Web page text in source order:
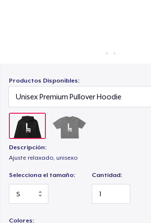
Productos Disponibles:
Descripción:
Ajuste relaxado, unisexo
Selecciona el tamaño: Cantidad:
Colores: